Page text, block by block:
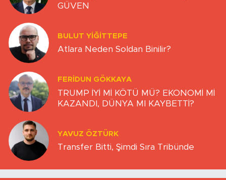
GÜVEN
BULUT YİĞİTTEPE
Atlara Neden Soldan Binilir?
FERIDUN GÖKKAYA
TRUMP İYİ Mİ KÖTÜ MÜ? EKONOMİ Mİ
KAZANDI, DÜNYA MI KAYBETTİ?
YAVUZ ÖZTÜRK
Transfer Bitti, Şimdi Sıra Tribünde